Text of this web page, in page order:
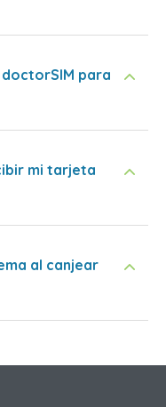
para
mi tarjeta
al canjear